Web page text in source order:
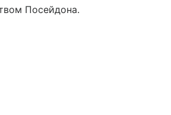
Посейдона.